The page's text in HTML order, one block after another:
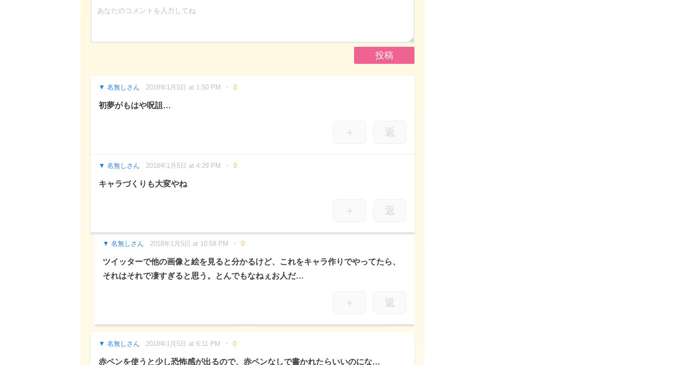
名無しさん 2018年1月5日 at 1:50 PM 0
初夢がもはや呪詛…
＋ 返
名無しさん 2018年1月5日 at 4:29 PM 0
キャラづくりも大変やね
＋ 返
名無しさん 2018年1月5日 at 10:58 PM 0
ツイッターで他の画像と絵を見ると分かるけど、これをキャラ作りでやってたら、
それはそれで凄すぎると思う。とんでもなねぇお人だ…
＋ 返
名無しさん 2018年1月5日 at 6:11 PM 0
赤ペンを使うと少し恐怖感が出るので、赤ペンなしで書かれたらいいのにな…